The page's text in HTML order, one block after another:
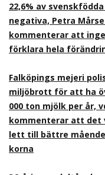
22,6% av
negativa, Petra
kommenterar att
förklara hela
Falköpings mejeri
miljöbrott för att ha
000 ton mjölk per år,
kommenterar att
lett till bättre
korna